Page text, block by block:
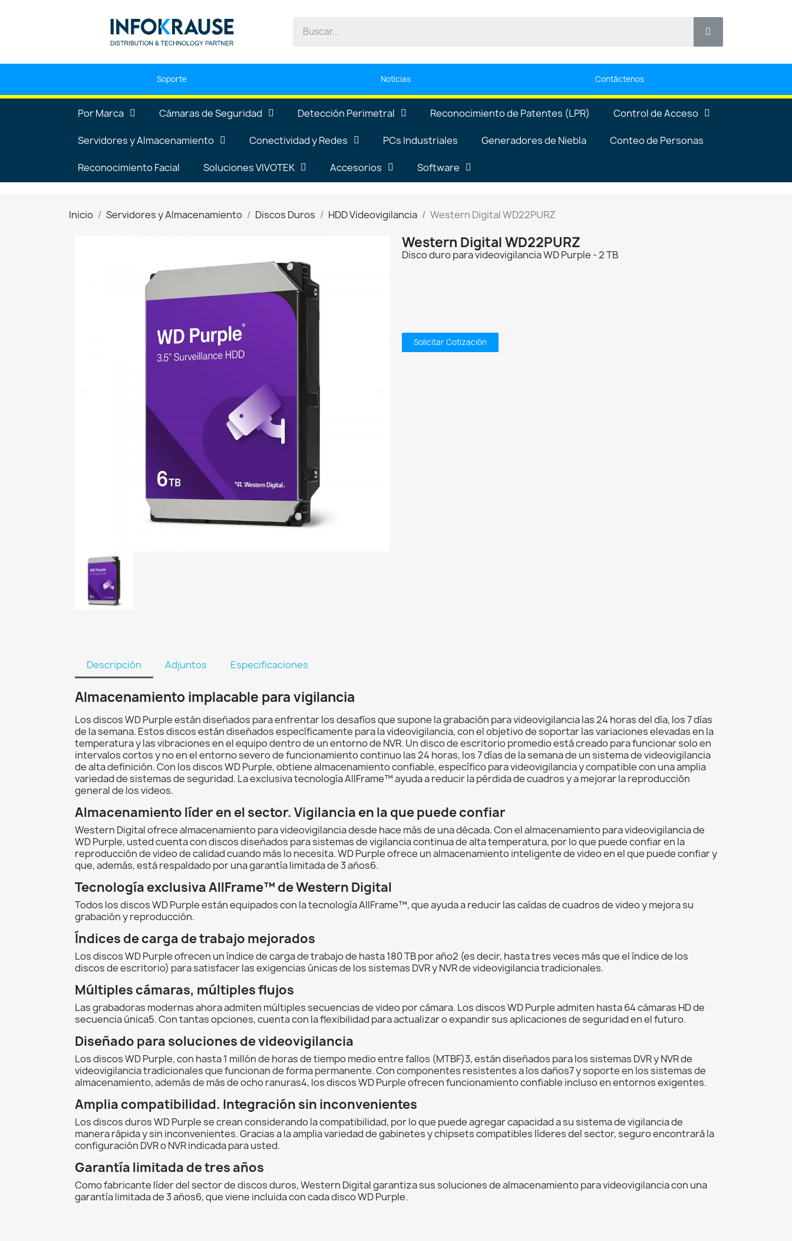
Soporte Noticias Contáctenos
Por Marca Cámaras de Seguridad Detección Perimetral Reconocimiento de Patentes (LPR) Control de Acceso
Servidores y Almacenamiento Conectividad y Redes PCs Industriales Generadores de Niebla Conteo de Personas
Reconocimiento Facial Soluciones VIVOTEK Accesorios Software
Inicio Servidores y Almacenamiento Discos Duros HDD Videovigilancia Western Digital WD22PURZ
Western Digital WD22PURZ
Disco duro para videovigilancia WD Purple - 2 TB
Solicitar Cotización
Descripción Adjuntos Especificaciones
Almacenamiento implacable para vigilancia
Los discos WD Purple están diseñados para enfrentar los desafíos que supone la grabación para videovigilancia las 24 horas del día, los 7 días
de la semana. Estos discos están diseñados específicamente para la videovigilancia, con el objetivo de soportar las variaciones elevadas en la
temperatura y las vibraciones en el equipo dentro de un entorno de NVR. Un disco de escritorio promedio está creado para funcionar solo en
intervalos cortos y no en el entorno severo de funcionamiento continuo las 24 horas, los 7 días de la semana de un sistema de videovigilancia
de alta definición. Con los discos WD Purple, obtiene almacenamiento confiable, específico para videovigilancia y compatible con una amplia
variedad de sistemas de seguridad. La exclusiva tecnología AllFrame™ ayuda a reducir la pérdida de cuadros y a mejorar la reproducción
general de los videos.
Almacenamiento líder en el sector. Vigilancia en la que puede confiar
Western Digital ofrece almacenamiento para videovigilancia desde hace más de una década. Con el almacenamiento para videovigilancia de
WD Purple, usted cuenta con discos diseñados para sistemas de vigilancia continua de alta temperatura, por lo que puede confiar en la
reproducción de video de calidad cuando más lo necesita. WD Purple ofrece un almacenamiento inteligente de video en el que puede confiar y
que, además, está respaldado por una garantía limitada de 3 años6.
Tecnología exclusiva AllFrame™ de Western Digital
Todos los discos WD Purple están equipados con la tecnología AllFrame™, que ayuda a reducir las caídas de cuadros de video y mejora su
grabación y reproducción.
Índices de carga de trabajo mejorados
Los discos WD Purple ofrecen un índice de carga de trabajo de hasta 180 TB por año2 (es decir, hasta tres veces más que el índice de los
discos de escritorio) para satisfacer las exigencias únicas de los sistemas DVR y NVR de videovigilancia tradicionales.
Múltiples cámaras, múltiples flujos
Las grabadoras modernas ahora admiten múltiples secuencias de video por cámara. Los discos WD Purple admiten hasta 64 cámaras HD de
secuencia única5. Con tantas opciones, cuenta con la flexibilidad para actualizar o expandir sus aplicaciones de seguridad en el futuro.
Diseñado para soluciones de videovigilancia
Los discos WD Purple, con hasta 1 millón de horas de tiempo medio entre fallos (MTBF)3, están diseñados para los sistemas DVR y NVR de
videovigilancia tradicionales que funcionan de forma permanente. Con componentes resistentes a los daños7 y soporte en los sistemas de
almacenamiento, además de más de ocho ranuras4, los discos WD Purple ofrecen funcionamiento confiable incluso en entornos exigentes.
Amplia compatibilidad. Integración sin inconvenientes
Los discos duros WD Purple se crean considerando la compatibilidad, por lo que puede agregar capacidad a su sistema de vigilancia de
manera rápida y sin inconvenientes. Gracias a la amplia variedad de gabinetes y chipsets compatibles líderes del sector, seguro encontrará la
configuración DVR o NVR indicada para usted.
Garantía limitada de tres años
Como fabricante líder del sector de discos duros, Western Digital garantiza sus soluciones de almacenamiento para videovigilancia con una
garantía limitada de 3 años6, que viene incluida con cada disco WD Purple.